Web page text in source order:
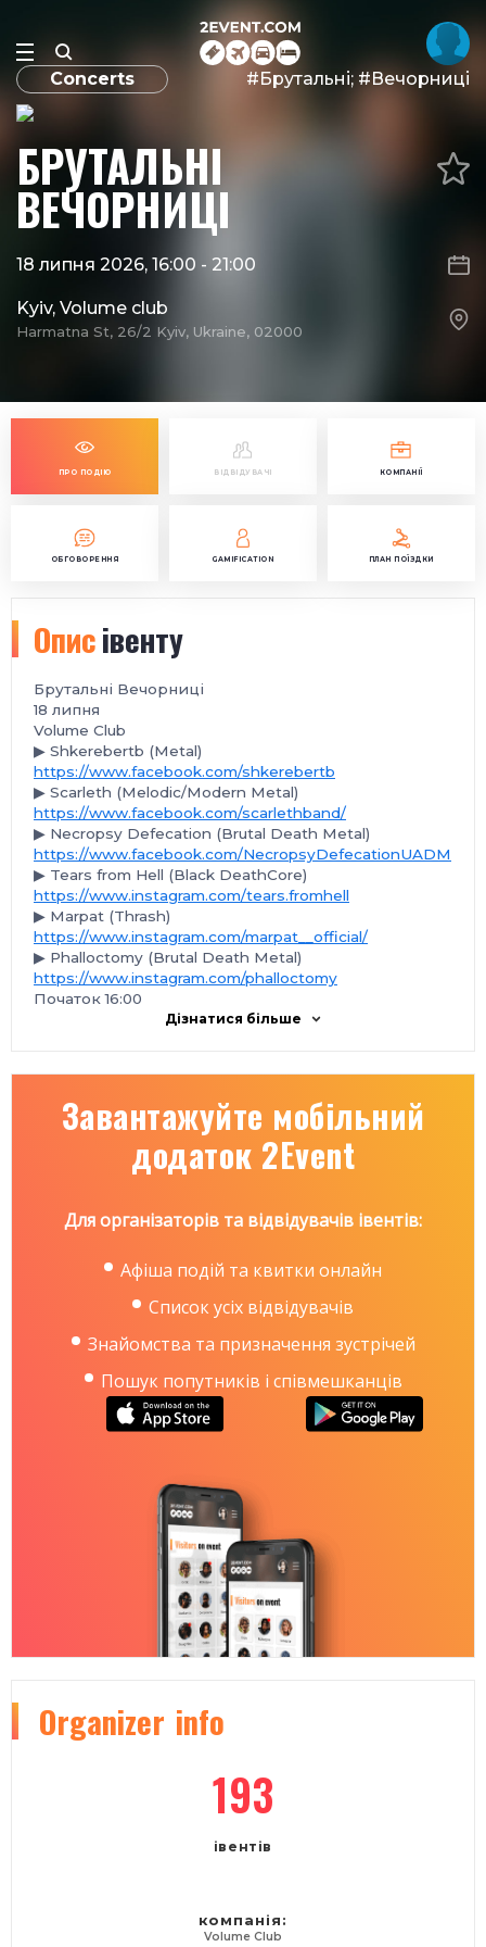
Concerts #Брутальні; #Вечорниці
БРУТАЛЬНІ
ВЕЧОРНИЦІ
18 липня 2026, 16:00 - 21:00
Kyiv, Volume club
Harmatna St, 26/2 Kyiv, Ukraine, 02000
ПРО ПОДІЮ ВІДВІДУВАЧІ КОМПАНІЇ
ОБГОВОРЕННЯ GAMIFICATION ПЛАН ПОЇЗДКИ
Описівенту
Брутальні Вечорниці
️18 липня
Volume Club
▶ Shkerebertb (Metal)
https://www.facebook.com/shkerebertb
▶ Scarleth (Melodic/Modern Metal)
https://www.facebook.com/scarlethband/
▶ Necropsy Defecation (Brutal Death Metal)
https://www.facebook.com/NecropsyDefecationUADM
▶ Tears from Hell (Black DeathCore)
https://www.instagram.com/tears.fromhell
▶ Marpat (Thrash)
https://www.instagram.com/marpat__official/
▶ Phalloctomy (Brutal Death Metal)
https://www.instagram.com/phalloctomy
Початок 16:00
Дізнатися більше
Завантажуйте мобільний
додаток 2Event
Для організаторів та відвідувачів івентів:
Афіша подій та квитки онлайн
Список усіх відвідувачів
Знайомства та призначення зустрічей
Пошук попутників і співмешканців
Organizer info
193
івентів
компанія:
Volume Club